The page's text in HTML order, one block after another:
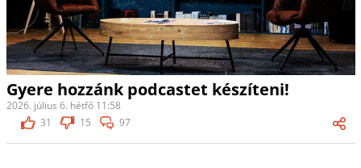
Gyere hozzánk podcastet készíteni!
2026. július 6. hétfő 11:58
31
15 97